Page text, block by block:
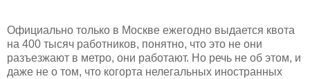
Официально только в Москве ежегодно выдается квота
на 400 тысяч работников, понятно, что это не они
разъезжают в метро, они работают. Но речь не об этом, и
даже не о том, что когорта нелегальных иностранных